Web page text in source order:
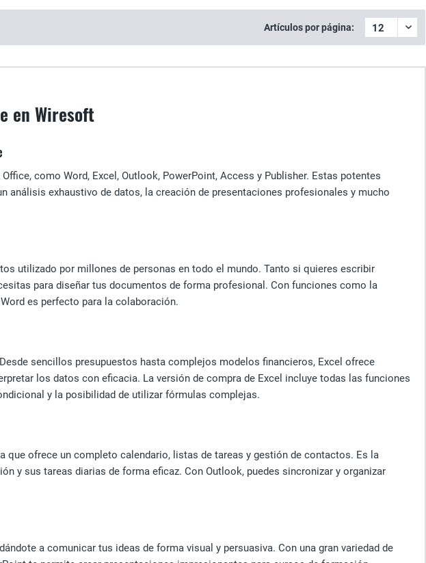
Artículos por página:
en Wiresoft
como Word, Excel, Outlook, PowerPoint, Access y Publisher. Estas potentes
análisis exhaustivo de datos, la creación de presentaciones profesionales y mucho
utilizado por millones de personas en todo el mundo. Tanto si quieres escribir
para diseñar tus documentos de forma profesional. Con funciones como la
es perfecto para la colaboración.
sencillos presupuestos hasta complejos modelos financieros, Excel ofrece
los datos con eficacia. La versión de compra de Excel incluye todas las funciones
y la posibilidad de utilizar fórmulas complejas.
ofrece un completo calendario, listas de tareas y gestión de contactos. Es la
y sus tareas diarias de forma eficaz. Con Outlook, puedes sincronizar y organizar
a comunicar tus ideas de forma visual y persuasiva. Con una gran variedad de